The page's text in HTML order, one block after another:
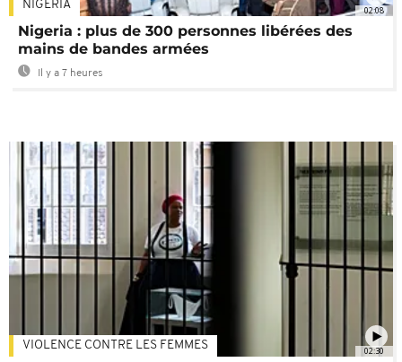
02:08
NIGÉRIA
Nigeria : plus de 300 personnes libérées des
mains de bandes armées
Il y a 7 heures
02:30
VIOLENCE CONTRE LES FEMMES